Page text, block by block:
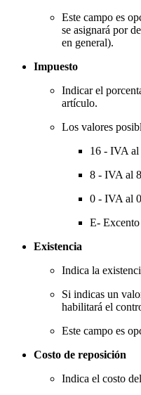
Este campo es
se asignará por
en general).
Impuesto
Indicar el
artículo.
Los valores
16 - IVA al
8 - IVA al
0 - IVA al
E-
Existencia
Indica la
Si indicas un
habilitará el
Este campo es
Costo de reposición
Indica el costo